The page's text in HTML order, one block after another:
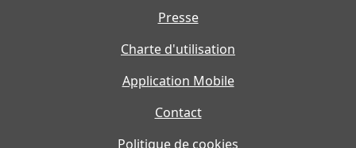
Presse
Charte d'utilisation
Application Mobile
Contact
Politique de cookies